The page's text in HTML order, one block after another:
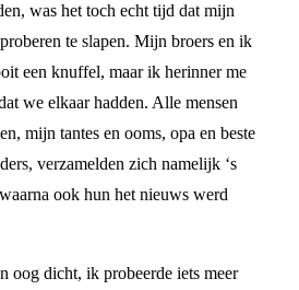
was het toch echt tijd dat mijn
te slapen. Mijn broers en ik
een knuffel, maar ik herinner me
we elkaar hadden. Alle mensen
mijn tantes en ooms, opa en beste
verzamelden zich namelijk ‘s
ook hun het nieuws werd
oog dicht, ik probeerde iets meer